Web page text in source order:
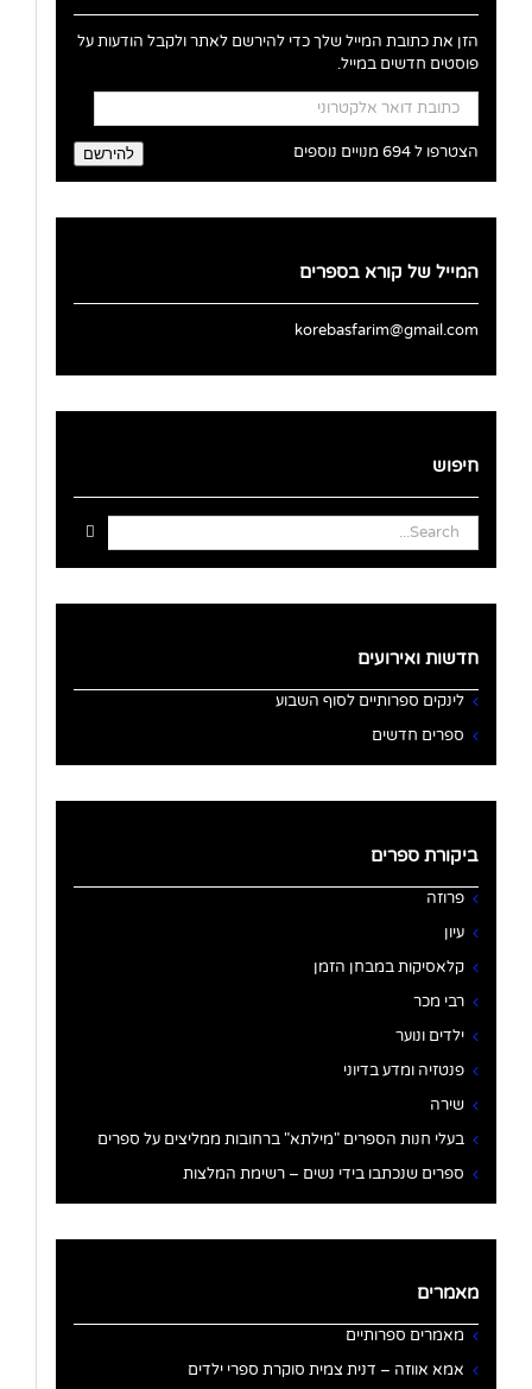
הזן את כתובת המייל שלך כדי להירשם לאתר ולקבל הודעות על
פוסטים חדשים במייל.
כתובת
דואר
אלקטרוני
להירשם הצטרפו ל 694 מנויים נוספים
המייל של קורא בספרים
korebasfarim@gmail.com
חיפוש
Search
for:
חדשות ואירועים
לינקים ספרותיים לסוף השבוע
ספרים חדשים
ביקורת ספרים
פרוזה
עיון
קלאסיקות במבחן הזמן
רבי מכר
ילדים ונוער
פנטזיה ומדע בדיוני
שירה
בעלי חנות הספרים "מילתא" ברחובות ממליצים על ספרים
ספרים שנכתבו בידי נשים – רשימת המלצות
מאמרים
מאמרים ספרותיים
אמא אווזה – דנית צמית סוקרת ספרי ילדים